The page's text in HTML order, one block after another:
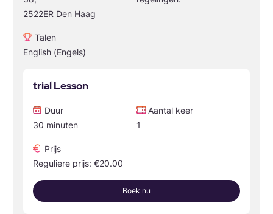
2522ER Den Haag
Talen
English (Engels)
trial Lesson
Duur
30 minuten
Aantal keer
1
Prijs
Reguliere prijs: €20.00
Boek nu